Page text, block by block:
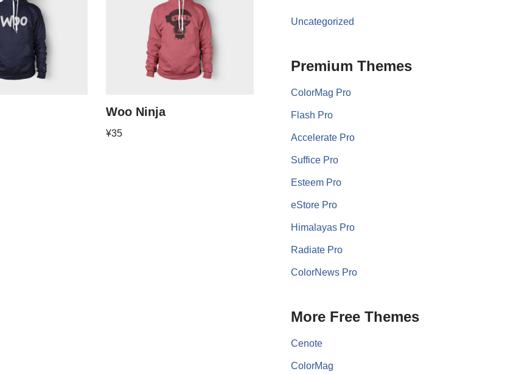
Woo Ninja
¥35
Uncategorized
Premium Themes
ColorMag Pro
Flash Pro
Accelerate Pro
Suffice Pro
Esteem Pro
eStore Pro
Himalayas Pro
Radiate Pro
ColorNews Pro
More Free Themes
Cenote
ColorMag